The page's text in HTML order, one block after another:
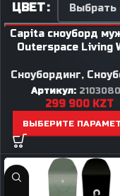
ЦВЕТ
Capita сноуборд
Outerspace Living
Сноубординг,
Артикул:
299 900 KZT
ВЫБЕРИТЕ